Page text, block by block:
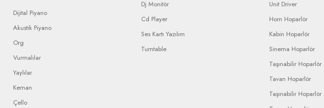
Dijital Piyano
Akustik Piyano
Org
Vurmalılar
Yaylılar
Keman
Çello
Dj Monitör
Cd Player
Ses Kartı Yazılım
Turntable
Unit Driver
Horn Hoparlör
Kabin Hoparlör
Sinema Hoparlör
Taşınabilir Hoparlör
Tavan Hoparlör
Taşınabilir Hoparlör